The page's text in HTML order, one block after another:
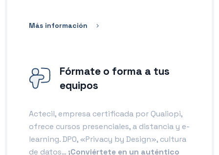
Más información
Fórmate o forma a tus
equipos
Actecil, empresa certificada por Qualiopi,
ofrece cursos presenciales, a distancia y e-
learning. DPO, «Privacy by Design», cultura
de datos… ¡Conviértete en un auténtico